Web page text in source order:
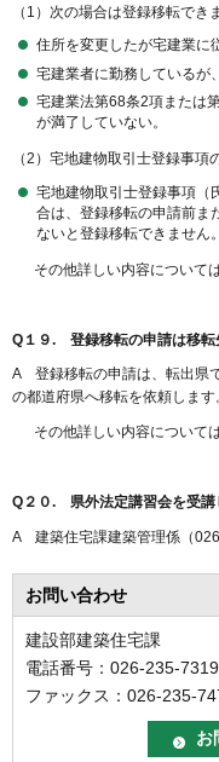
（1）次の場合は登録移転でき
住所を変更したが宅建業に
宅建業者に勤務しているが
宅建業法第68条2項または
が満了していない。
（2）宅地建物取引士登録事項
宅地建物取引士登録事項（
合は、登録移転の申請前ま
ないと登録移転できません。
その他詳しい内容について
Q１９. 登録移転の申請は移転
A 登録移転の申請は、転出県
の都道府県へ移転を依頼します
その他詳しい内容について
Q２０. 県外法定講習会を受講
A 建築住宅課建築管理係（
お問い合わせ
建設部建築住宅課
電話番号：026-235-7319
ファックス：026-235-